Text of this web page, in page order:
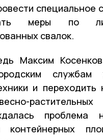
специальное
меры по
свалок.
Максим
службам
и переходить
растительных
проблема
контейнерных